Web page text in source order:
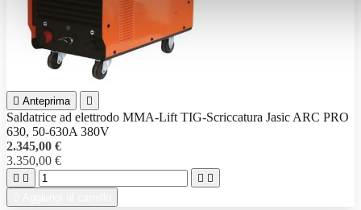
 Anteprima 
Saldatrice ad elettrodo MMA-Lift TIG-Scriccatura Jasic ARC PRO
630, 50-630A 380V
2.345,00 €
3.350,00 €
   